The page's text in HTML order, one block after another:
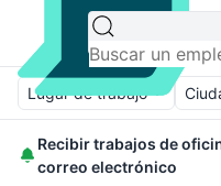
Lugar de trabajo
Recibir trabajos de
correo electrónico